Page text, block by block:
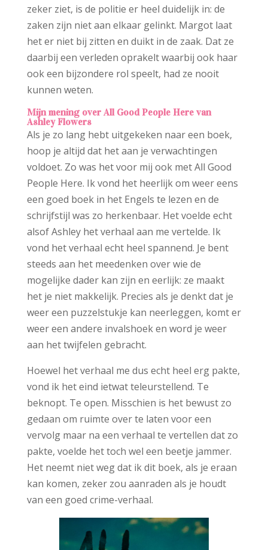
zeker ziet, is de politie er heel duidelijk in: de
zaken zijn niet aan elkaar gelinkt. Margot laat
het er niet bij zitten en duikt in de zaak. Dat ze
daarbij een verleden oprakelt waarbij ook haar
ook een bijzondere rol speelt, had ze nooit
kunnen weten.
Mijn mening over All Good People Here van
Ashley Flowers
Als je zo lang hebt uitgekeken naar een boek,
hoop je altijd dat het aan je verwachtingen
voldoet. Zo was het voor mij ook met All Good
People Here. Ik vond het heerlijk om weer eens
een goed boek in het Engels te lezen en de
schrijfstijl was zo herkenbaar. Het voelde echt
alsof Ashley het verhaal aan me vertelde. Ik
vond het verhaal echt heel spannend. Je bent
steeds aan het meedenken over wie de
mogelijke dader kan zijn en eerlijk: ze maakt
het je niet makkelijk. Precies als je denkt dat je
weer een puzzelstukje kan neerleggen, komt er
weer een andere invalshoek en word je weer
aan het twijfelen gebracht.
Hoewel het verhaal me dus echt heel erg pakte,
vond ik het eind ietwat teleurstellend. Te
beknopt. Te open. Misschien is het bewust zo
gedaan om ruimte over te laten voor een
vervolg maar na een verhaal te vertellen dat zo
pakte, voelde het toch wel een beetje jammer.
Het neemt niet weg dat ik dit boek, als je eraan
kan komen, zeker zou aanraden als je houdt
van een goed crime-verhaal.